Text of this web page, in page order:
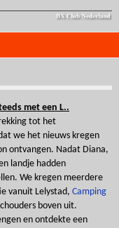
met een L..
tot het
we het nieuws kregen
ontvangen. Nadat Diana,
landje hadden
We kregen meerdere
vanuit Lelystad, Camping
boven uit.
en ontdekte een